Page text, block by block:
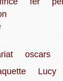
oscars
Lucy